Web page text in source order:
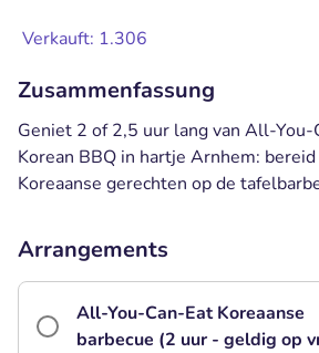
Verkauft: 1.306
Zusammenfassung
Geniet 2 of 2,5 uur lang van All-You-
Korean BBQ in hartje Arnhem:
Koreaanse gerechten op de
Arrangements
All-You-Can-Eat Koreaanse
barbecue (2 uur - geldig op